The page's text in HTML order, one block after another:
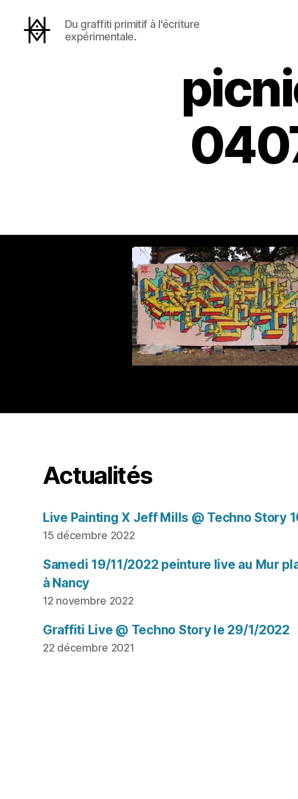
Du graffiti primitif à l'écriture
expérimentale.
Actualités
Live Painting X Jeff Mills @ Techno Story
15 décembre 2022
Samedi 19/11/2022 peinture live au Mur
à Nancy
12 novembre 2022
Graffiti Live @ Techno Story le 29/1/2022
22 décembre 2021